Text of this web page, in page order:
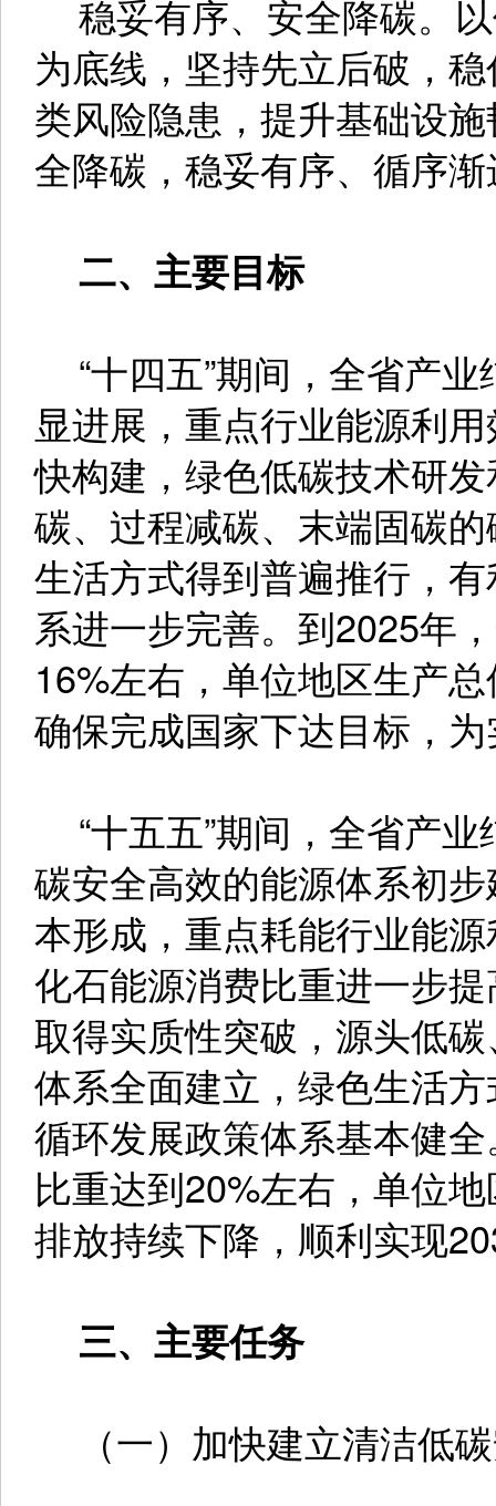
稳妥有序、安全降碳。
为底线，坚持先立后破，
类风险隐患，提升基础设
全降碳，稳妥有序、循序
二、主要目标
“十四五”期间，全省产
显进展，重点行业能源利
快构建，绿色低碳技术研
碳、过程减碳、末端固碳
生活方式得到普遍推行，
系进一步完善。到2025年
16%左右，单位地区生产
确保完成国家下达目标，
“十五五”期间，全省产
碳安全高效的能源体系初
本形成，重点耗能行业能
化石能源消费比重进一步
取得实质性突破，源头低
体系全面建立，绿色生活
循环发展政策体系基本健
比重达到20%左右，单位
排放持续下降，顺利实现
三、主要任务
（一）加快建立清洁低